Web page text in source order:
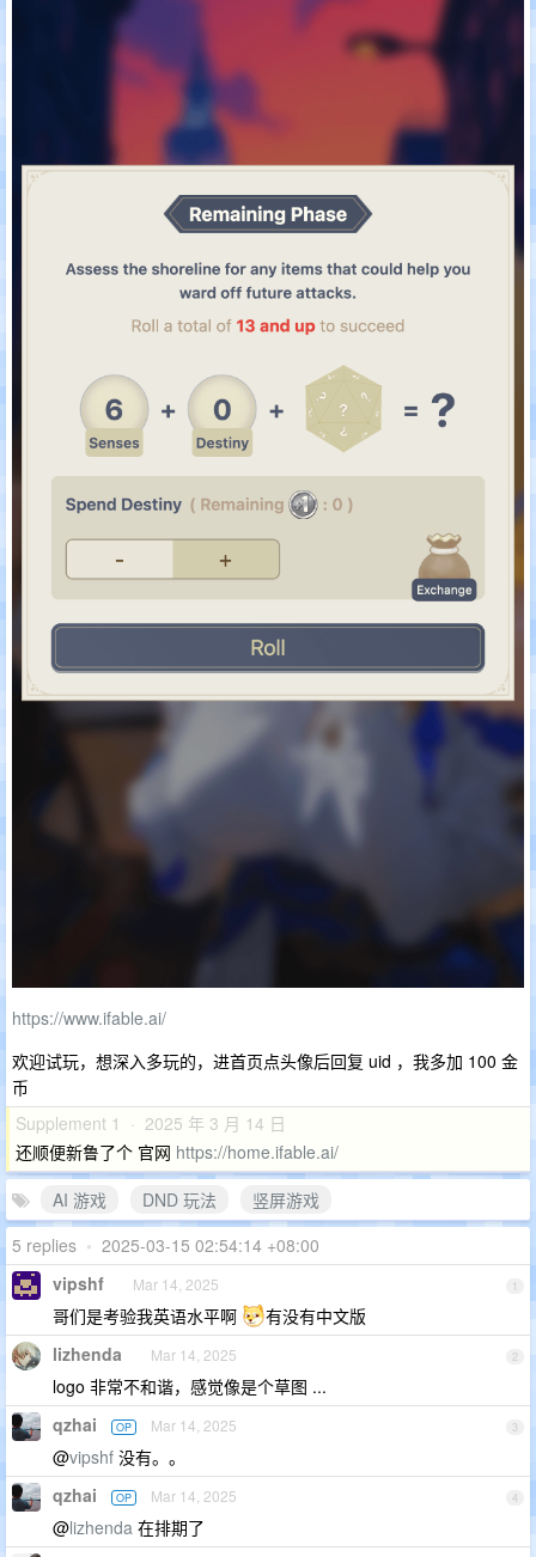
https://www.ifable.ai/
欢迎试玩，想深入多玩的，进首页点头像后回复 uid ，我多加 100 金
币
Supplement 1 · 2025 年 3 月 14 日
还顺便新鲁了个 官网 https://home.ifable.ai/
AI 游戏
DND 玩法
竖屏游戏
5 replies • 2025-03-15 02:54:14 +08:00
1
vipshf Mar 14, 2025
哥们是考验我英语水平啊 有没有中文版
2
lizhenda Mar 14, 2025
logo 非常不和谐，感觉像是个草图 ...
3
qzhai OP Mar 14, 2025
@vipshf 没有。。
4
qzhai OP Mar 14, 2025
@lizhenda 在排期了